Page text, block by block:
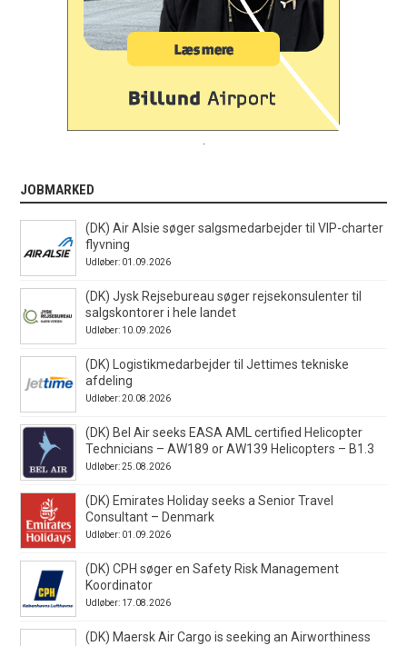
JOBMARKED
(DK) Air Alsie søger salgsmedarbejder til VIP-charter
flyvning
Udløber: 01.09.2026
(DK) Jysk Rejsebureau søger rejsekonsulenter til
salgskontorer i hele landet
Udløber: 10.09.2026
(DK) Logistikmedarbejder til Jettimes tekniske
afdeling
Udløber: 20.08.2026
(DK) Bel Air seeks EASA AML certified Helicopter
Technicians – AW189 or AW139 Helicopters – B1.3
Udløber: 25.08.2026
(DK) Emirates Holiday seeks a Senior Travel
Consultant – Denmark
Udløber: 01.09.2026
(DK) CPH søger en Safety Risk Management
Koordinator
Udløber: 17.08.2026
(DK) Maersk Air Cargo is seeking an Airworthiness